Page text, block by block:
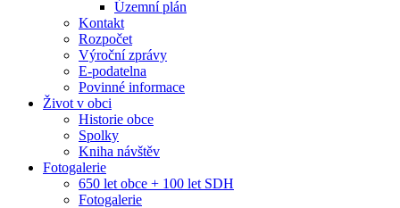
Územní plán
Kontakt
Rozpočet
Výroční zprávy
E-podatelna
Povinné informace
Život v obci
Historie obce
Spolky
Kniha návštěv
Fotogalerie
650 let obce + 100 let SDH
Fotogalerie